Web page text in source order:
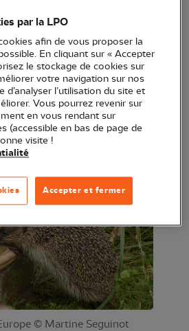
et la LPO coopèrent depuis
sensibiliser les habitants du
(notamment) à la
Le hérisson a été choisi
de la nature au
© Martine Seguinot
par la LPO
afin de vous proposer la
En cliquant sur « Accepter
le stockage de cookies sur
votre navigation sur nos
d’analyser l’utilisation du site et
Vous pourrez revenir sur
en vous rendant sur
(accessible en bas de page de
visite !
Accepter et fermer